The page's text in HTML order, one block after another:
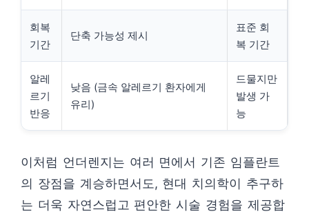
회복
기간
단축 가능성 제시
표준 회
복 기간
알레
르기
반응
낮음 (금속 알레르기 환자에게
유리)
드물지만
발생 가
능
이처럼 언더렌지는 여러 면에서 기존 임플란트
의 장점을 계승하면서도, 현대 치의학이 추구하
는 더욱 자연스럽고 편안한 시술 경험을 제공합